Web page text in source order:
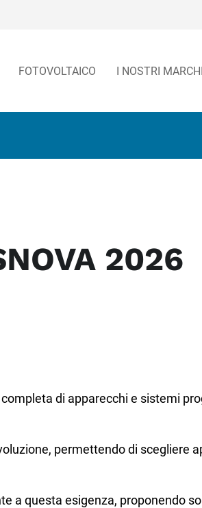
FOTOVOLTAICO I NOSTRI MARCHI
2026
di apparecchi e sistemi
permettendo di scegliere
a questa esigenza, proponendo